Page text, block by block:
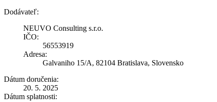
Dodávateľ:
NEUVO Consulting s.r.o.
IČO:
56553919
Adresa:
Galvaniho 15/A, 82104 Bratislava, Slovensko
Dátum doručenia:
20. 5. 2025
Dátum splatnosti: